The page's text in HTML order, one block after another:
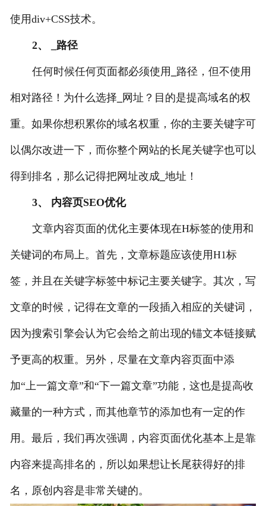
使用div+CSS技术。
2、 _路径
任何时候任何页面都必须使用 路径，但不使用
相对路径！为什么选择 网址？目的是提高域名的权
重。如果你想积累你的域名权重，你的主要关键字可
以偶尔改进一下，而你整个网站的长尾关键字也可以
得到排名，那么记得把网址改成_ 地址！
3、 内容页SEO优化
文章内容页面的优化主要体现在H标签的使用和
关键词的布局上。首先，文章标题应该使用H1标
签，并且在关键字标签中标记主要关键字。其次，写
文章的时候，记得在文章的一段插入相应的关键词，
因为搜索引擎会认为它会给之前出现的锚文本链接赋
予更高的权重。另外，尽量在文章内容页面中添
加“上一篇文章”和“下一篇文章”功能，这也是提高收
藏量的一种方式，而其他章节的添加也有一定的作
用。最后，我们再次强调，内容页面优化基本上是靠
内容来提高排名的，所以如果想让长尾获得好的排
名，原创内容是非常关键的。